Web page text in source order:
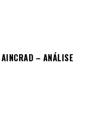
AINCRAD – ANÁLISE